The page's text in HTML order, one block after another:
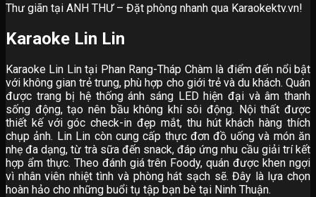
Thư giãn tại ANH THƯ – Đặt phòng nhanh qua Karaokektv.vn!
Karaoke Lin Lin
Karaoke Lin Lin tại Phan Rang-Tháp Chàm là điểm đến nổi bật
với không gian trẻ trung, phù hợp cho giới trẻ và du khách. Quán
được trang bị hệ thống ánh sáng LED hiện đại và âm thanh
sống động, tạo nên bầu không khí sôi động. Nội thất được
thiết kế với góc check-in đẹp mắt, thu hút khách hàng thích
chụp ảnh. Lin Lin còn cung cấp thực đơn đồ uống và món ăn
nhẹ đa dạng, từ trà sữa đến snack, đáp ứng nhu cầu giải trí kết
hợp ẩm thực. Theo đánh giá trên Foody, quán được khen ngợi
vì nhân viên nhiệt tình và phòng hát sạch sẽ. Đây là lựa chọn
hoàn hảo cho những buổi tụ tập bạn bè tại Ninh Thuận.